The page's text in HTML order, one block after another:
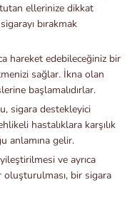
ellerinize dikkat
bırakmak
hareket edebileceğiniz bir
sağlar. İkna olan
başlamalıdırlar.
sigara destekleyici
hastalıklara karşılık
anlamına gelir.
ve ayrıca
oluşturulması, bir sigara